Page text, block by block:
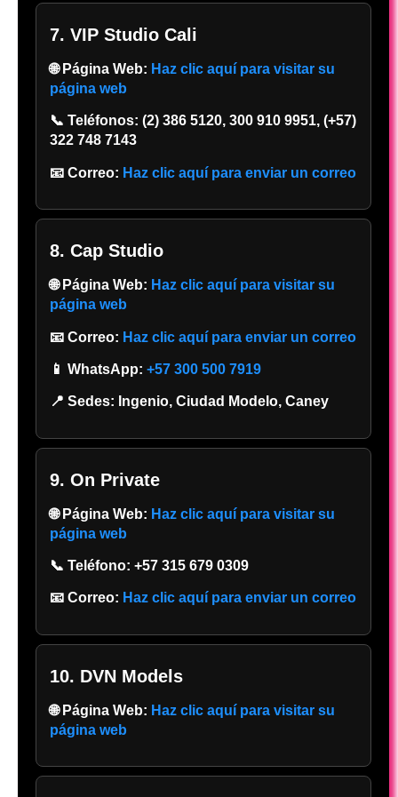
7. VIP Studio Cali
🌐 Página Web: Haz clic aquí para visitar su
página web
📞 Teléfonos: (2) 386 5120, 300 910 9951, (+57)
322 748 7143
📧 Correo: Haz clic aquí para enviar un correo
8. Cap Studio
🌐 Página Web: Haz clic aquí para visitar su
página web
📧 Correo: Haz clic aquí para enviar un correo
📱 WhatsApp: +57 300 500 7919
📍 Sedes: Ingenio, Ciudad Modelo, Caney
9. On Private
🌐 Página Web: Haz clic aquí para visitar su
página web
📞 Teléfono: +57 315 679 0309
📧 Correo: Haz clic aquí para enviar un correo
10. DVN Models
🌐 Página Web: Haz clic aquí para visitar su
página web